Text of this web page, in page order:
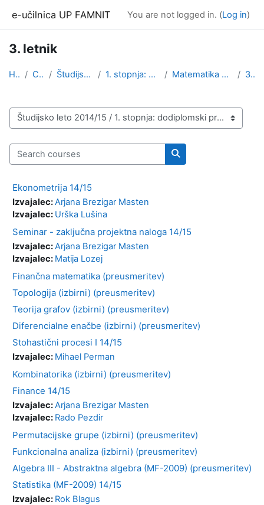
e-učilnica UP FAMNIT You are not logged in. (Log in)
3. letnik
Home Courses Študijsko leto 2014/15 1. stopnja: dodiplomski program Matematika v ekonomiji in financah 3. letnik
Course categories
Search courses
Search courses
Ekonometrija 14/15
Izvajalec:Arjana Brezigar Masten
Izvajalec: Urška Lušina
Seminar - zaključna projektna naloga 14/15
Izvajalec:Arjana Brezigar Masten
Izvajalec: Matija Lozej
Finančna matematika (preusmeritev)
Topologija (izbirni) (preusmeritev)
Teorija grafov (izbirni) (preusmeritev)
Diferencialne enačbe (izbirni) (preusmeritev)
Stohastični procesi I 14/15
Izvajalec: Mihael Perman
Kombinatorika (izbirni) (preusmeritev)
Finance 14/15
Izvajalec:Arjana Brezigar Masten
Izvajalec: Rado Pezdir
Permutacijske grupe (izbirni) (preusmeritev)
Funkcionalna analiza (izbirni) (preusmeritev)
Algebra III - Abstraktna algebra (MF-2009) (preusmeritev)
Statistika (MF-2009) 14/15
Izvajalec: Rok Blagus